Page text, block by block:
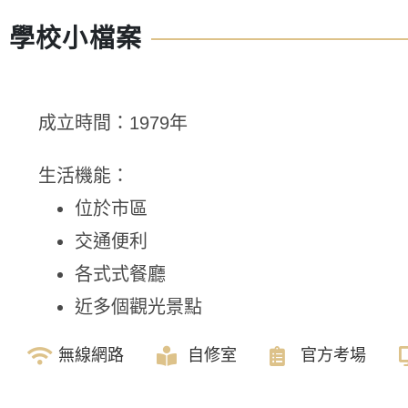
學校小檔案
成立時間：1979年
生活機能：
位於市區
交通便利
各式式餐廳
近多個觀光景點
無線網路 自修室 官方考場